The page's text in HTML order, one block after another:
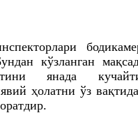
кўзланган
янада
ҳолатни ўз